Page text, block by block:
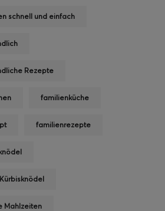
schnell und einfach
Rezepte
familienküche
familienrezepte
Mahlzeiten